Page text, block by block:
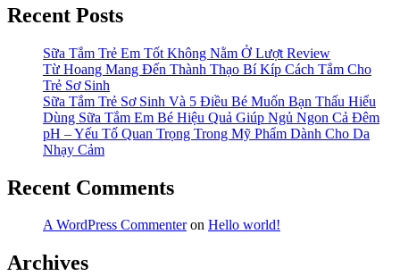
Gia
Bạn?”
Điện
Cho
Gia
Đình
Recent Posts
Sữa Tắm Trẻ Em Tốt Không Nằm Ở Lượt Review
Từ Hoang Mang Đến Thành Thạo Bí Kíp Cách Tắm Cho
Trẻ Sơ Sinh
Sữa Tắm Trẻ Sơ Sinh Và 5 Điều Bé Muốn Bạn Thấu Hiểu
Dùng Sữa Tắm Em Bé Hiệu Quả Giúp Ngủ Ngon Cả Đêm
pH – Yếu Tố Quan Trọng Trong Mỹ Phẩm Dành Cho Da
Nhạy Cảm
Recent Comments
A WordPress Commenteron Hello world!
Archives